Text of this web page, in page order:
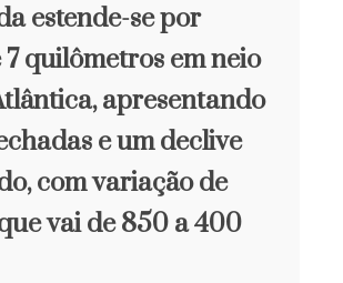
estende-se por
quilômetros em neio
apresentando
e um declive
com variação de
vai de 850 a 400